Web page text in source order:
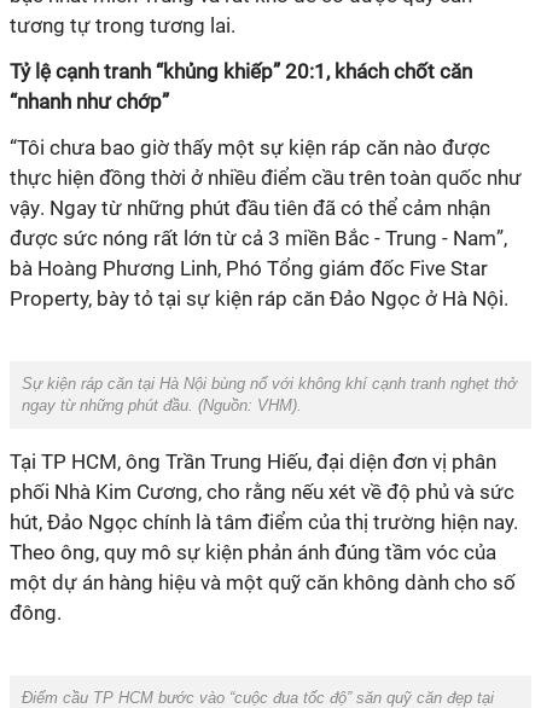
tương tự trong tương lai.
Tỷ lệ cạnh tranh “khủng khiếp” 20:1, khách chốt căn
“nhanh như chớp”
“Tôi chưa bao giờ thấy một sự kiện ráp căn nào được
thực hiện đồng thời ở nhiều điểm cầu trên toàn quốc như
vậy. Ngay từ những phút đầu tiên đã có thể cảm nhận
được sức nóng rất lớn từ cả 3 miền Bắc - Trung - Nam”,
bà Hoàng Phương Linh, Phó Tổng giám đốc Five Star
Property, bày tỏ tại sự kiện ráp căn Đảo Ngọc ở Hà Nội.
Sự kiện ráp căn tại Hà Nội bùng nổ với không khí cạnh tranh nghẹt thở
ngay từ những phút đầu. (Nguồn: VHM).
Tại TP HCM, ông Trần Trung Hiếu, đại diện đơn vị phân
phối Nhà Kim Cương, cho rằng nếu xét về độ phủ và sức
hút, Đảo Ngọc chính là tâm điểm của thị trường hiện nay.
Theo ông, quy mô sự kiện phản ánh đúng tầm vóc của
một dự án hàng hiệu và một quỹ căn không dành cho số
đông.
Điểm cầu TP HCM bước vào “cuộc đua tốc độ” săn quỹ căn đẹp tại